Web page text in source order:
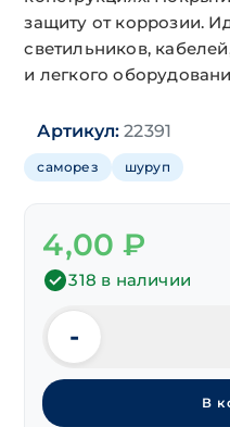
защиту от коррозии.
светильников,
и легкого
Артикул: 22391
саморез шуруп
4,00₽
318 в наличии
Количество
товара
Шуруп
с
-
В